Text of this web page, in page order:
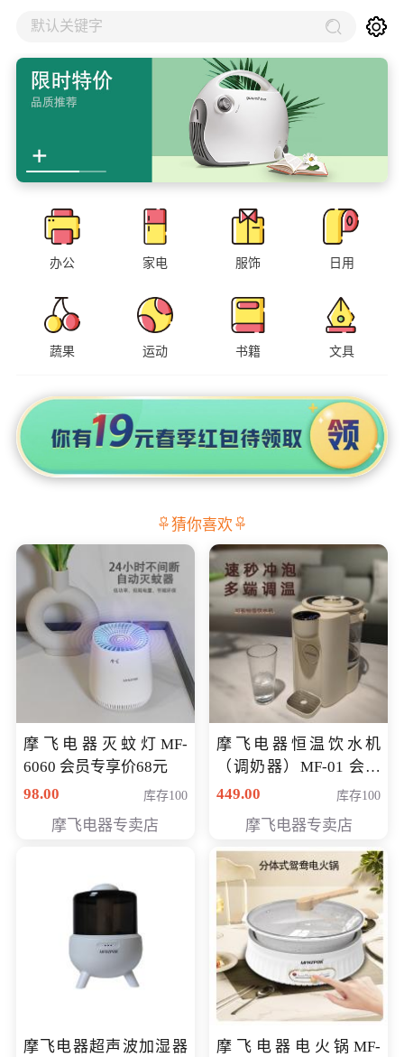
默认关键字
办公 家电 服饰 日用
蔬果 运动 书籍 文具
猜你喜欢
摩飞电器灭蚊灯MF-
6060 会员专享价68元
98.00
库存100
摩飞电器专卖店
摩飞电器恒温饮水机
（调奶器）MF-01 会员
专享价366元
449.00 库存100
摩飞电器专卖店
摩飞电器超声波加湿器
摩飞电器电火锅MF-